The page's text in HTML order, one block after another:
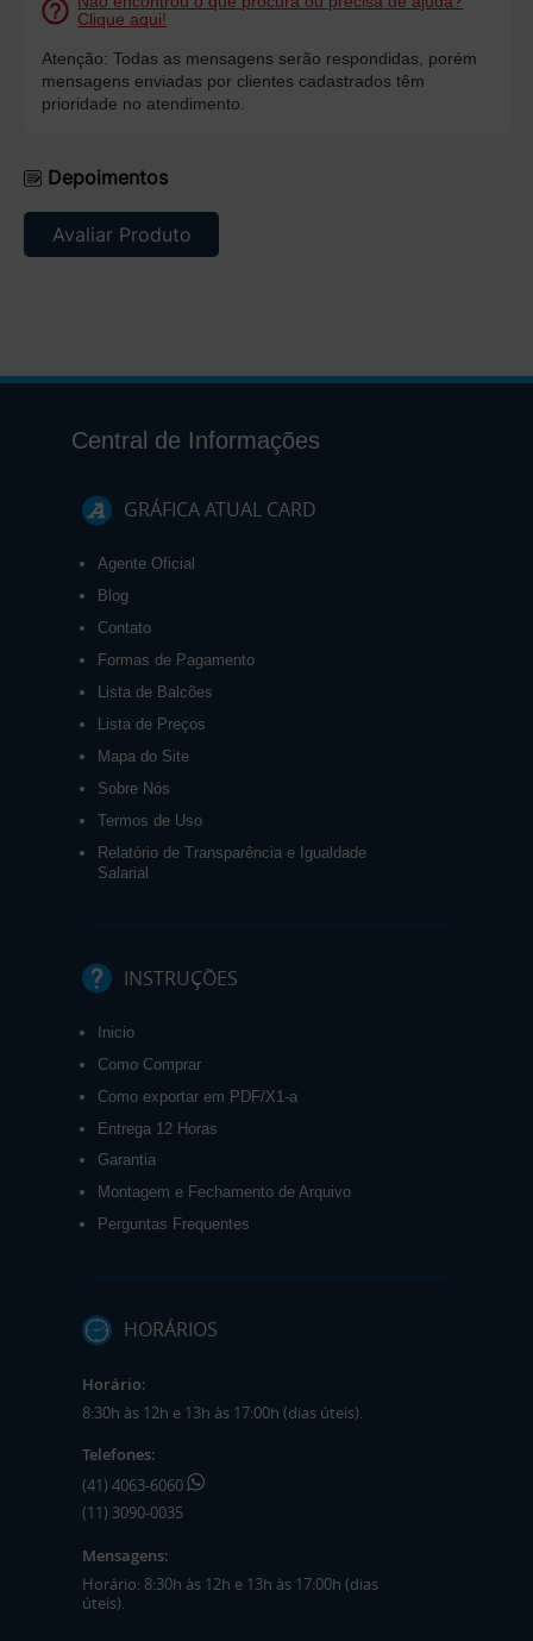
Clique aqui!
Atenção: Todas as mensagens serão respondidas, porém
mensagens enviadas por clientes cadastrados têm
prioridade no atendimento.
Depoimentos
Avaliar Produto
Central de Informações
GRÁFICA ATUAL CARD
Agente Oficial
Blog
Contato
Formas de Pagamento
Lista de Balcões
Lista de Preços
Mapa do Site
Sobre Nós
Termos de Uso
Relatório de Transparência e Igualdade
Salarial
INSTRUÇÕES
Inicio
Como Comprar
Como exportar em PDF/X1-a
Entrega 12 Horas
Garantia
Montagem e Fechamento de Arquivo
Perguntas Frequentes
HORÁRIOS
Horário:
8:30h às 12h e 13h às 17:00h (dias úteis).
Telefones:
(41) 4063-6060
(11) 3090-0035
Mensagens:
Horário: 8:30h às 12h e 13h às 17:00h (dias
úteis).